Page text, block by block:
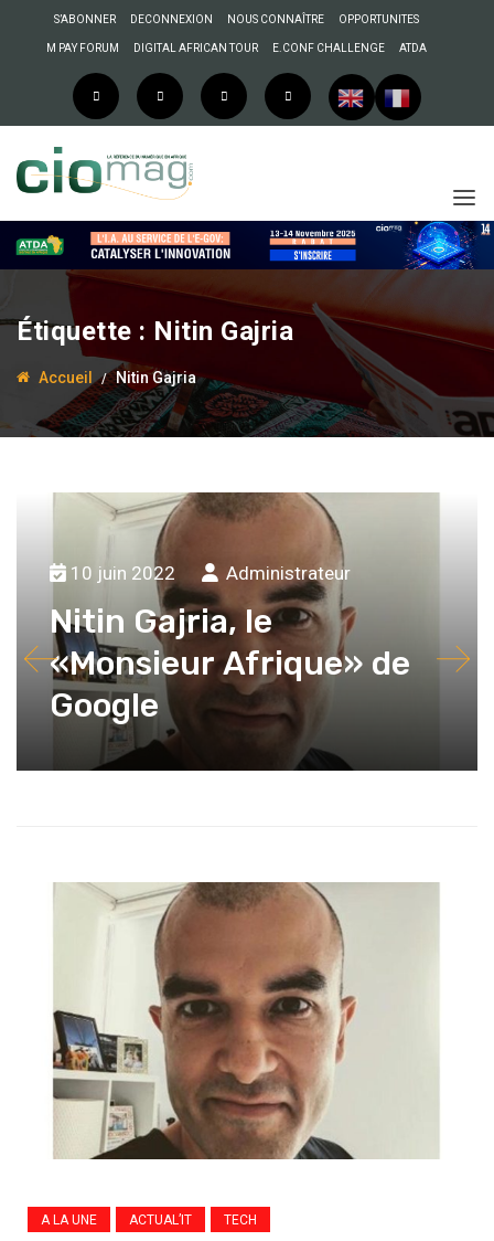
S’ABONNER DECONNEXION NOUS CONNAÎTRE OPPORTUNITES
M PAY FORUM DIGITAL AFRICAN TOUR E.CONF CHALLENGE ATDA
Étiquette : Nitin Gajria
Accueil Nitin Gajria
10 juin 2022 Administrateur
Nitin Gajria, le
«Monsieur Afrique» de
Google
A LA UNE ACTUAL’IT TECH